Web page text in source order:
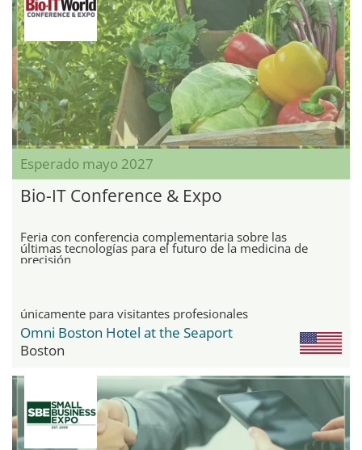
Esperado mayo 2027
Bio-IT Conference & Expo
Feria con conferencia complementaria sobre las
últimas tecnologías para el futuro de la medicina de
precisión
únicamente para visitantes profesionales
Omni Boston Hotel at the Seaport
Boston